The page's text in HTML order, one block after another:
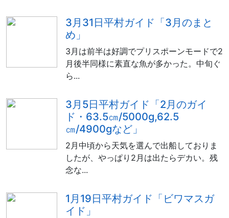
3月31日平村ガイド「3月のまと
め」
3月は前半は好調でプリスポーンモードで2
月後半同様に素直な魚が多かった。中旬ぐ
ら...
3月5日平村ガイド「2月のガイ
ド・63.5㎝/5000g,62.5
㎝/4900gなど」
2月中頃から天気を選んで出船しておりま
したが、やっぱり2月は出たらデカい。残
念な...
1月19日平村ガイド「ビワマスガ
イド」